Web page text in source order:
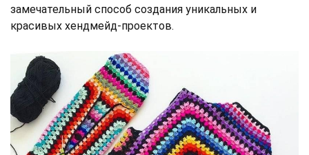
замечательный способ создания уникальных и
красивых хендмейд-проектов.